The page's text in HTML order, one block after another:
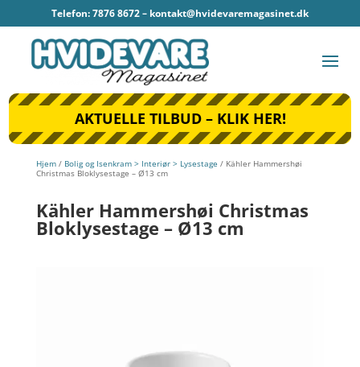
Telefon: 7876 8672 – kontakt@hvidevaremagasinet.dk
AKTUELLE TILBUD – KLIK HER!
Hjem/ Bolig og Isenkram > Interiør > Lysestage / Kähler Hammershøi
Christmas Bloklysestage – Ø13 cm
Kähler Hammershøi Christmas
Bloklysestage – Ø13 cm